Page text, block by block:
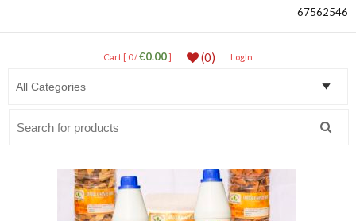
67562546
Cart [ 0 /€0.00] (0) LogIn